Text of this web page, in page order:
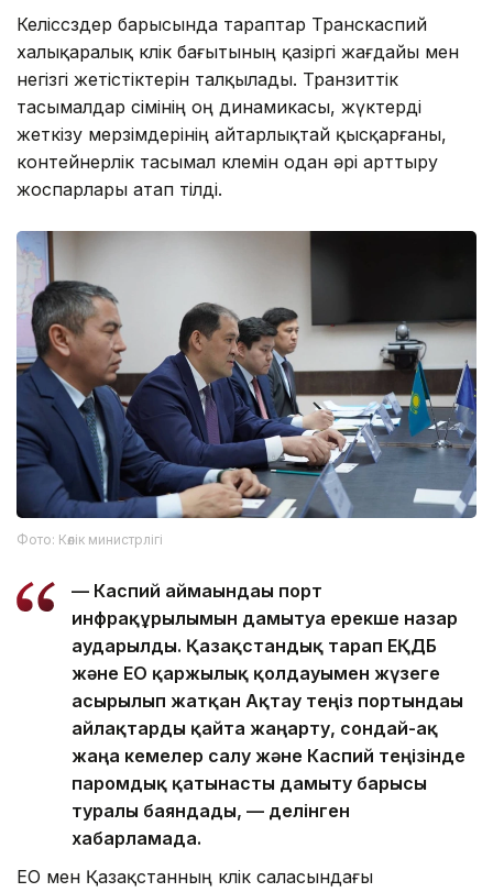
Келіссөздер барысында тараптар Транскаспий
халықаралық көлік бағытының қазіргі жағдайы мен
негізгі жетістіктерін талқылады. Транзиттік
тасымалдар өсімінің оң динамикасы, жүктерді
жеткізу мерзімдерінің айтарлықтай қысқарғаны,
контейнерлік тасымал көлемін одан әрі арттыру
жоспарлары атап өтілді.
Фото: Көлік министрлігі
— Каспий аймағындағы порт
инфрақұрылымын дамытуға ерекше назар
аударылды. Қазақстандық тарап ЕҚДБ
және ЕО қаржылық қолдауымен жүзеге
асырылып жатқан Ақтау теңіз портындағы
айлақтарды қайта жаңарту, сондай-ақ
жаңа кемелер салу және Каспий теңізінде
паромдық қатынасты дамыту барысы
туралы баяндады, — делінген
хабарламада.
ЕО мен Қазақстанның көлік саласындағы